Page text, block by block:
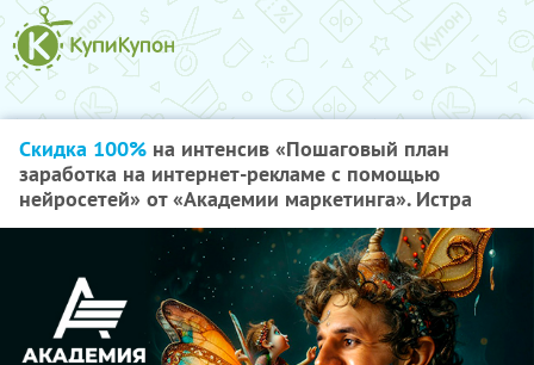
Скидка 100% на интенсив «Пошаговый план
заработка на интернет-рекламе с помощью
нейросетей» от «Академии маркетинга». Истра